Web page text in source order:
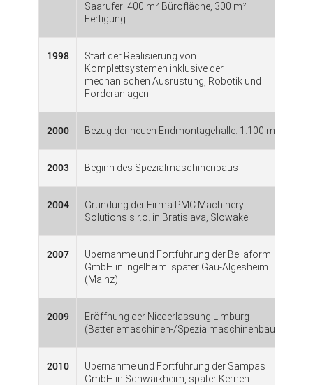
Saarufer: 400 m² Bürofläche, 300 m²
Fertigung
1998
Start der Realisierung von
Komplettsystemen inklusive der
mechanischen Ausrüstung, Robotik und
Förderanlagen
2000 Bezug der neuen Endmontagehalle: 1.100 m²
2003 Beginn des Spezialmaschinenbaus
2004
Gründung der Firma PMC Machinery
Solutions s.r.o. in Bratislava, Slowakei
2007
Übernahme und Fortführung der Bellaform
GmbH in Ingelheim. später Gau-Algesheim
(Mainz)
2009
Eröffnung der Niederlassung Limburg
(Batteriemaschinen-/Spezialmaschinenbau)
2010
Übernahme und Fortführung der Sampas
GmbH in Schwaikheim, später Kernen-